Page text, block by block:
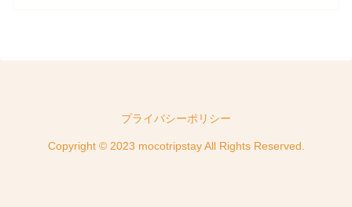
プライバシーポリシー
Copyright © 2023 mocotripstay All Rights Reserved.